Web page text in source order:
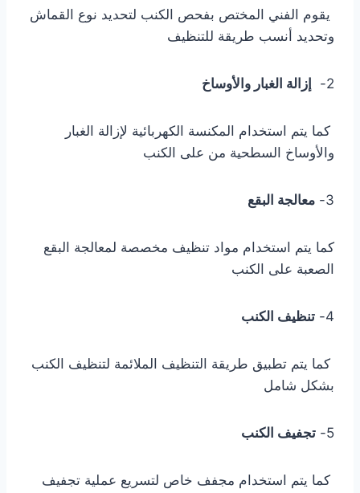
يقوم الفني المختص بفحص الكنب لتحديد نوع القماش
وتحديد أنسب طريقة للتنظيف
2- إزالة الغبار والأوساخ
كما يتم استخدام المكنسة الكهربائية لإزالة الغبار
والأوساخ السطحية من على الكنب
3- معالجة البقع
كما يتم استخدام مواد تنظيف مخصصة لمعالجة البقع
الصعبة على الكنب
4- تنظيف الكنب
كما يتم تطبيق طريقة التنظيف الملائمة لتنظيف الكنب
بشكل شامل
5- تجفيف الكنب
كما يتم استخدام مجفف خاص لتسريع عملية تجفيف